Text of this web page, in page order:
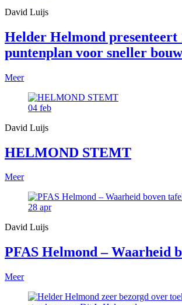
David Luijs
Helder Helmond presenteert
puntenplan voor sneller
Meer
04 feb
David Luijs
HELMOND STEMT
Meer
28 apr
David Luijs
PFAS Helmond – Waarheid
Meer